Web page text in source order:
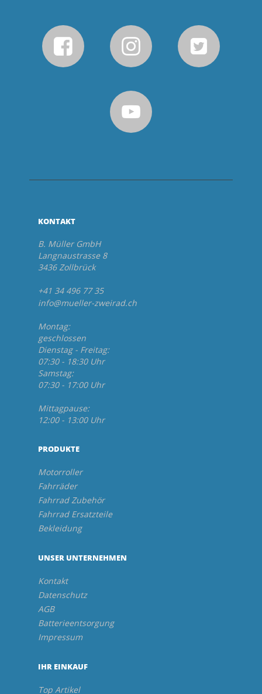
KONTAKT
B. Müller GmbH
Langnaustrasse 8
3436 Zollbrück
+41 34 496 77 35
info@mueller-zweirad.ch
Montag:
geschlossen
Dienstag - Freitag:
07:30 - 18:30 Uhr
Samstag:
07:30 - 17:00 Uhr
Mittagpause:
12:00 - 13:00 Uhr
PRODUKTE
Motorroller
Fahrräder
Fahrrad Zubehör
Fahrrad Ersatzteile
Bekleidung
UNSER UNTERNEHMEN
Kontakt
Datenschutz
AGB
Batterieentsorgung
Impressum
IHR EINKAUF
Top Artikel